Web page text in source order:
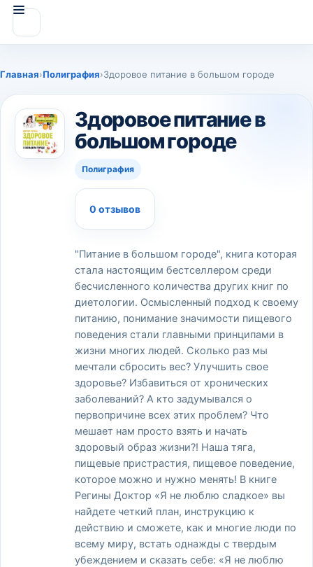
Главная›Полиграфия›Здоровое питание в большом городе
Здоровое питание в
большом городе
Полиграфия
0 отзывов
"Питание в большом городе", книга которая
стала настоящим бестселлером среди
бесчисленного количества других книг по
диетологии. Осмысленный подход к своему
питанию, понимание значимости пищевого
поведения стали главными принципами в
жизни многих людей. Сколько раз мы
мечтали сбросить вес? Улучшить свое
здоровье? Избавиться от хронических
заболеваний? А кто задумывался о
первопричине всех этих проблем? Что
мешает нам просто взять и начать
здоровый образ жизни?! Наша тяга,
пищевые пристрастия, пищевое поведение,
которое можно и нужно менять! В книге
Регины Доктор «Я не люблю сладкое» вы
найдете четкий план, инструкцию к
действию и сможете, как и многие люди по
всему миру, встать однажды с твердым
убеждением и сказать себе: «Я не люблю